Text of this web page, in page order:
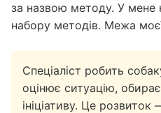
за назвою методу. У мене
набору методів. Межа
Спеціаліст робить
оцінює ситуацію,
ініціативу. Це